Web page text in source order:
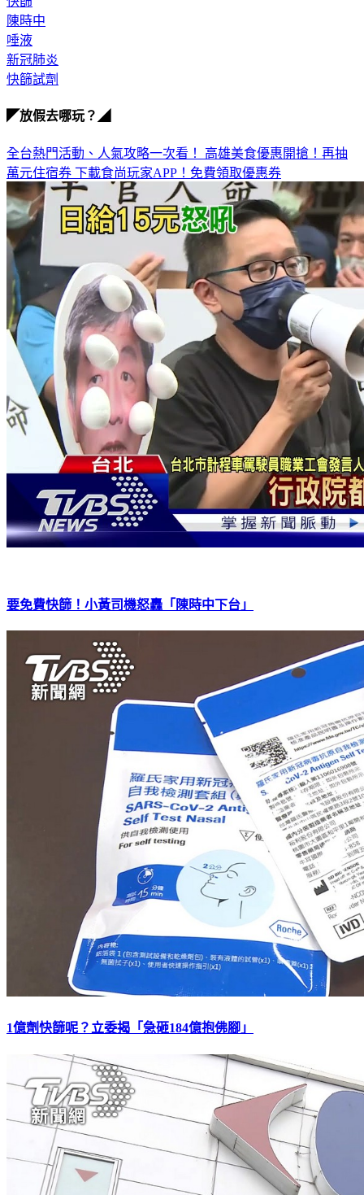
陳時中
唾液
新冠肺炎
快篩試劑
◤放假去哪玩？◢
全台熱門活動、人氣攻略一次看！ 高雄美食優惠開搶！再抽
萬元住宿券 下載食尚玩家APP！免費領取優惠券
要免費快篩！小黃司機怒轟「陳時中下台」
1億劑快篩呢？立委揭「急砸184億抱佛腳」